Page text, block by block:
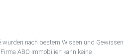
wurden nach bestem Wissen und Gewissen
ABO Immobilien kann keine